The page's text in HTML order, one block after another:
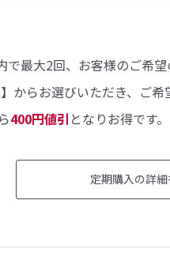
最大2回、お客様のご希
からお選びいただき、ご
400円値引 となりお得です
定期購入の詳細